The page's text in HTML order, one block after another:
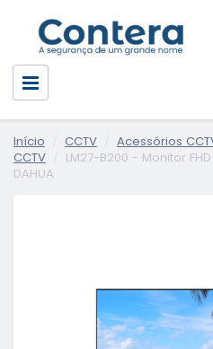
Início CCTV Acessórios
CCTV
LM27-B200 - Monitor FHD
DAHUA